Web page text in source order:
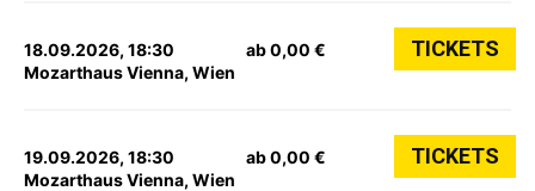
18.09.2026, 18:30
Mozarthaus Vienna, Wien
ab 0,00 € TICKETS
19.09.2026, 18:30
Mozarthaus Vienna, Wien
ab 0,00 € TICKETS